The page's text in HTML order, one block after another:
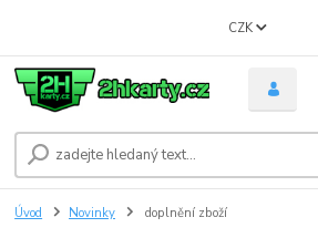
CZK
Úvod Novinky doplnění zboží